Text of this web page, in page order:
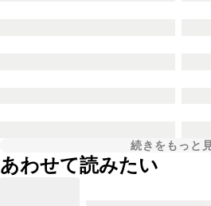
続きをもっと
あわせて読みたい